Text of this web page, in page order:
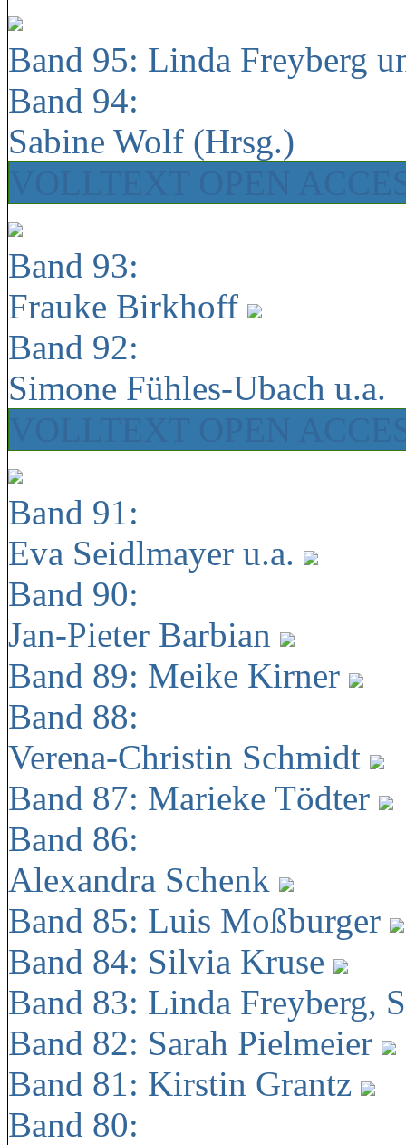
Band 95: Linda Freyberg
Band 94:
Sabine Wolf (Hrsg.)
Band 93:
Frauke Birkhoff
Band 92:
Simone Fühles-Ubach u.a.
Band 91:
Eva Seidlmayer u.a.
Band 90:
Jan-Pieter Barbian
Band 89: Meike Kirner
Band 88:
Verena-Christin Schmidt
Band 87: Marieke Tödter
Band 86:
Alexandra Schenk
Band 85: Luis Moßburger
Band 84: Silvia Kruse
Band 83: Linda Freyberg,
Band 82: Sarah Pielmeier
Band 81: Kirstin Grantz
Band 80: